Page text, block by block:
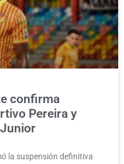
confirma
Pereira y
la suspensión definitiva